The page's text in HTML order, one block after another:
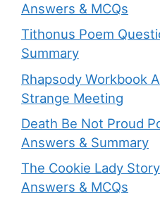
Answers & MCQs
Tithonus Poem
Summary
Rhapsody Workbook
Strange Meeting
Death Be Not Proud
Answers & Summary
The Cookie Lady
Answers & MCQs